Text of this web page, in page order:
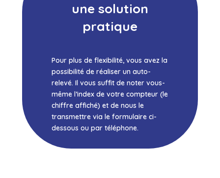
une solution
pratique
Pour plus de flexibilité, vous avez la
possibilité de réaliser un auto-
relevé. Il vous suffit de noter vous-
même l’index de votre compteur (le
chiffre affiché) et de nous le
transmettre via le formulaire ci-
dessous ou par téléphone.